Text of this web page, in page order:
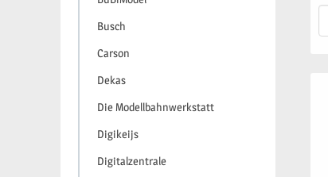
Busch
Carson
Dekas
Die Modellbahnwerkstatt
Digikeijs
Digitalzentrale